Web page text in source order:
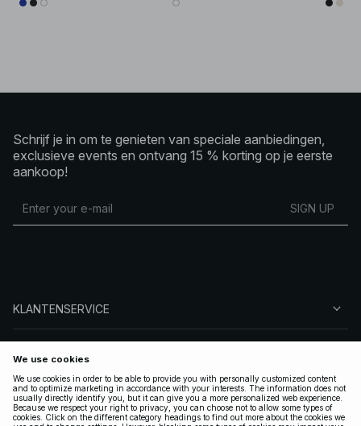
Schrijf je in om te genieten van speciale aanbiedingen,
exclusieve events en ontvang 15 % korting op je eerste
aankoop!
SIGN UP
KLANTENSERVICE
VOLG ONS